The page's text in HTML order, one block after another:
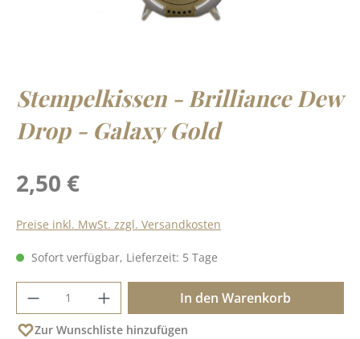
Stempelkissen - Brilliance Dew
Drop - Galaxy Gold
Regulärer Preis:
2,50 €
Preise inkl. MwSt. zzgl. Versandkosten
Sofort verfügbar, Lieferzeit: 5 Tage
Produkt Anzahl: Gib den gewünschten
In den Warenkorb
Zur Wunschliste hinzufügen